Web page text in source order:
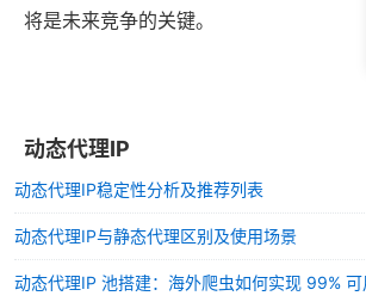
将是未来竞争的关键。
动态代理IP
动态代理IP稳定性分析及推荐列表
动态代理IP与静态代理区别及使用场景